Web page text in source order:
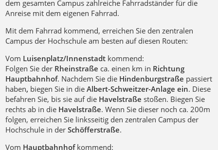
dem gesamten Campus zahlreiche Fahrradständer für die
Anreise mit dem eigenen Fahrrad.
Mit dem Fahrrad kommend, erreichen Sie den zentralen
Campus der Hochschule am besten auf diesen Routen:
Vom Luisenplatz/Innenstadt kommend:
Folgen Sie der Rheinstraße ca. einen km in Richtung
Hauptbahnhof. Nachdem Sie die Hindenburgstraße passiert
haben, biegen Sie in dieAlbert-Schweitzer-Anlage ein. Diese
befahren Sie, bis sie auf die Havelstraße stoßen. Biegen Sie
rechts ab in die Havelstraße. Wenn Sie dieser noch ca. 200m
folgen, erreichen Sie linksseitig den zentralen Campus der
Hochschule in derSchöfferstraße.
Vom Hauptbahnhofkommend: